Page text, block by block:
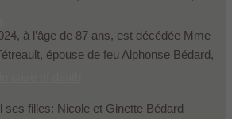
case of death
à l’âge de 87 ans, est décédée Mme
épouse de feu Alphonse Bédard,
ses filles: Nicole et Ginette Bédard